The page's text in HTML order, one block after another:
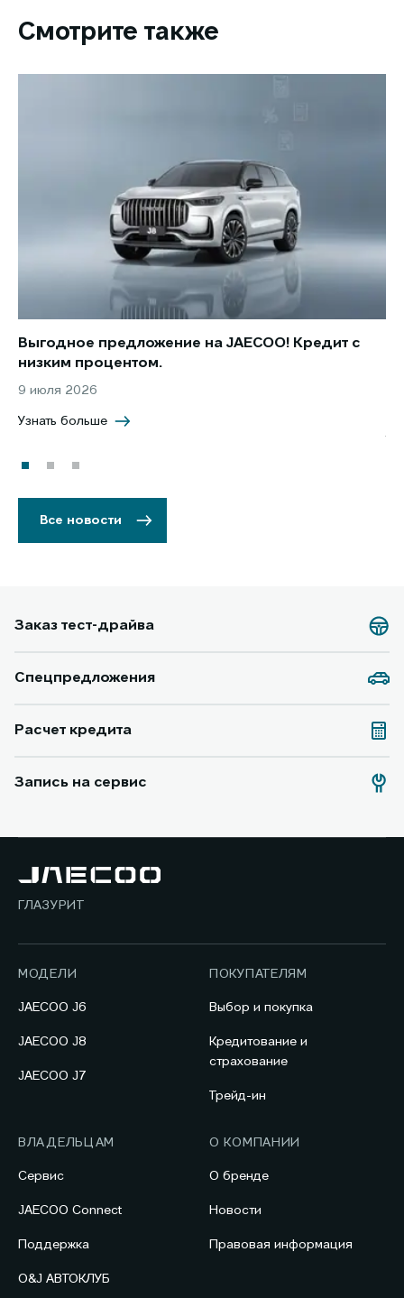
Смотрите также
Выгодное предложение на JAECOO! Кредит с
низким процентом.
9 июля 2026
Узнать больше
Все новости
Заказ тест-драйва
Спецпредложения
Расчет кредита
Запись на сервис
ГЛАЗУРИТ
МОДЕЛИ
JAECOO J6
JAECOO J8
JAECOO J7
ПОКУПАТЕЛЯМ
Выбор и покупка
Кредитование и
страхование
Трейд-ин
ВЛАДЕЛЬЦАМ
Сервис
JAECOO Connect
Поддержка
O&J АВТОКЛУБ
О КОМПАНИИ
О бренде
Новости
Правовая информация